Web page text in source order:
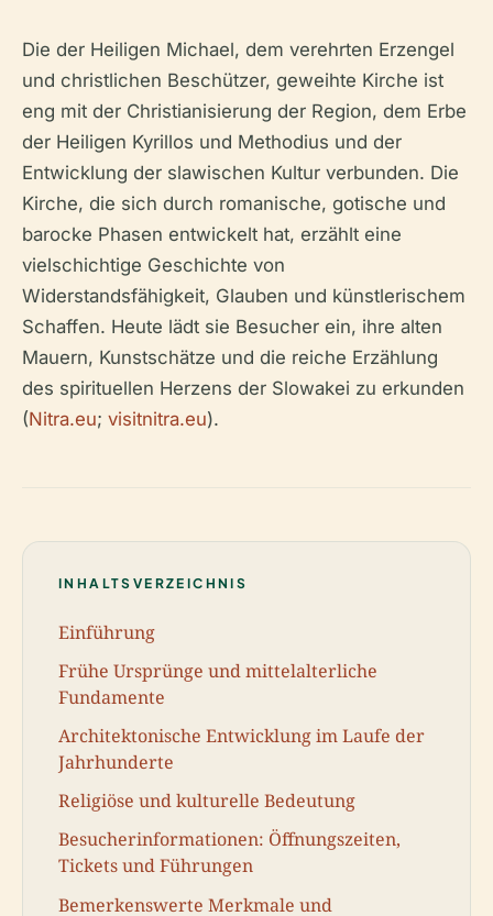
Die der Heiligen Michael, dem verehrten Erzengel
und christlichen Beschützer, geweihte Kirche ist
eng mit der Christianisierung der Region, dem Erbe
der Heiligen Kyrillos und Methodius und der
Entwicklung der slawischen Kultur verbunden. Die
Kirche, die sich durch romanische, gotische und
barocke Phasen entwickelt hat, erzählt eine
vielschichtige Geschichte von
Widerstandsfähigkeit, Glauben und künstlerischem
Schaffen. Heute lädt sie Besucher ein, ihre alten
Mauern, Kunstschätze und die reiche Erzählung
des spirituellen Herzens der Slowakei zu erkunden
(Nitra.eu; visitnitra.eu).
INHALTSVERZEICHNIS
Einführung
Frühe Ursprünge und mittelalterliche
Fundamente
Architektonische Entwicklung im Laufe der
Jahrhunderte
Religiöse und kulturelle Bedeutung
Besucherinformationen: Öffnungszeiten,
Tickets und Führungen
Bemerkenswerte Merkmale und